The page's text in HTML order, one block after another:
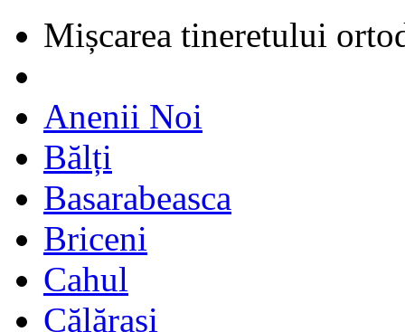
Mișcarea tineretului
Anenii Noi
Bălți
Basarabeasca
Briceni
Cahul
Călărași